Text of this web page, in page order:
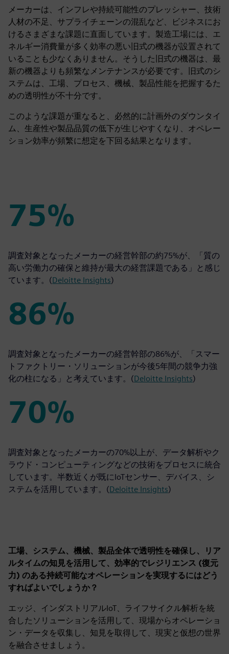
メーカーは、インフレや持続可能性のプレッシャー、技術
人材の不足、サプライチェーンの混乱など、ビジネスにお
けるさまざまな課題に直面しています。製造工場には、エ
ネルギー消費量が多く効率の悪い旧式の機器が設置されて
いることも少なくありません。そうした旧式の機器は、最
新の機器よりも頻繁なメンテナンスが必要です。旧式のシ
ステムは、工場、プロセス、機械、製品性能を把握するた
めの透明性が不十分です。
このような課題が重なると、必然的に計画外のダウンタイ
ム、生産性や製品品質の低下が生じやすくなり、オペレー
ション効率が頻繁に想定を下回る結果となります。
75%
75%
調査対象となったメーカーの経営幹部の約75%が、「質の
高い労働力の確保と維持が最大の経営課題である」と感じ
ています。(Deloitte Insights)
86%
86%
調査対象となったメーカーの経営幹部の86%が、「スマー
トファクトリー・ソリューションが今後5年間の競争力強
化の柱になる」と考えています。(Deloitte Insights)
70%
70%
調査対象となったメーカーの70%以上が、データ解析やク
ラウド・コンピューティングなどの技術をプロセスに統合
しています。半数近くが既にIoTセンサー、デバイス、シ
ステムを活用しています。(Deloitte Insights)
工場、システム、機械、製品全体で透明性を確保し、リア
ルタイムの知見を活用して、効率的でレジリエンス (復元
力) のある持続可能なオペレーションを実現するにはどう
すればよいでしょうか？
エッジ、インダストリアルIoT、ライフサイクル解析を統
合したソリューションを活用して、現場からオペレーショ
ン・データを収集し、知見を取得して、現実と仮想の世界
を融合させましょう。